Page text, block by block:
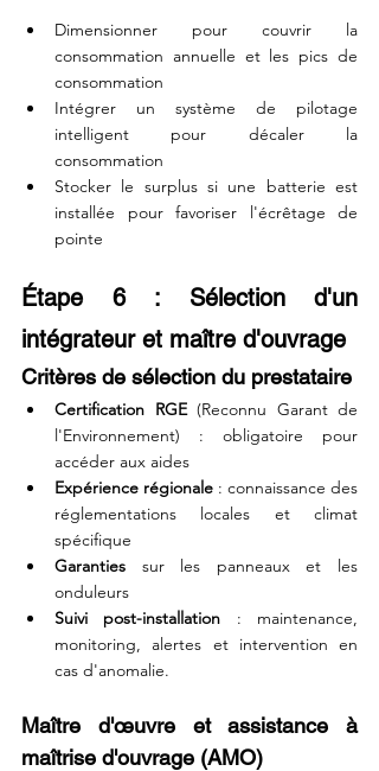
Dimensionner pour couvrir la
consommation annuelle et les pics de
consommation
Intégrer un système de pilotage
intelligent pour décaler la
consommation
Stocker le surplus si une batterie est
installée pour favoriser l'écrêtage de
pointe
Étape 6 : Sélection d'un
intégrateur et maître d'ouvrage
Critères de sélection du prestataire
Certification RGE (Reconnu Garant de
l'Environnement) : obligatoire pour
accéder aux aides
Expérience régionale : connaissance des
réglementations locales et climat
spécifique
Garanties sur les panneaux et les
onduleurs
Suivi post-installation : maintenance,
monitoring, alertes et intervention en
cas d'anomalie.
Maître d'œuvre et assistance à
maîtrise d'ouvrage (AMO)